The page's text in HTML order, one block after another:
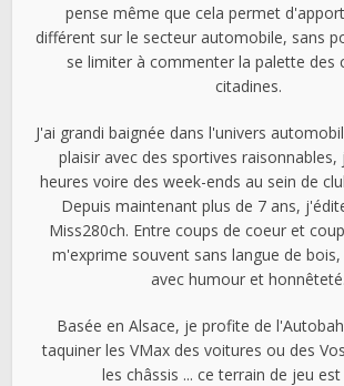
pense même que cela permet
différent sur le secteur automobile, sans
se limiter à commenter la palette des
citadines.
J'ai grandi baignée dans l'univers
plaisir avec des sportives raisonnables,
heures voire des week-ends au sein de
Depuis maintenant plus de 7 ans,
Miss280ch. Entre coups de coeur et
m'exprime souvent sans langue de
avec humour et honnêteté.
Basée en Alsace, je profite de
taquiner les VMax des voitures ou des
les châssis ... ce terrain de jeu